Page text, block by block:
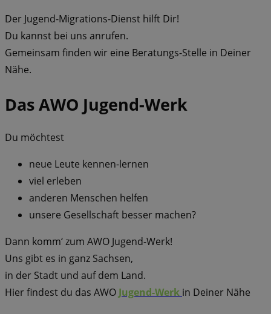
Der Jugend-Migrations-Dienst hilft Dir!
Du kannst bei uns anrufen.
Gemeinsam finden wir eine Beratungs-Stelle in Deiner
Nähe.
Das AWO Jugend-Werk
Du möchtest
neue Leute kennen-lernen
viel erleben
anderen Menschen helfen
unsere Gesellschaft besser machen?
Dann komm‘ zum AWO Jugend-Werk!
Uns gibt es in ganz Sachsen,
in der Stadt und auf dem Land.
Hier findest du das AWO Jugend-Werk in Deiner Nähe